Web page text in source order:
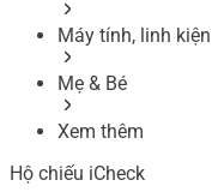
Máy tính, linh kiện
Mẹ & Bé
Xem thêm
Hộ chiếu iCheck